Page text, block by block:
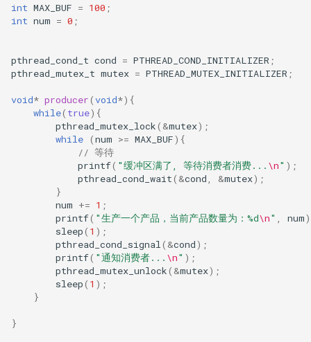
闭包
字符串和rune类型
结构体
方法
小技能
Redux 中发送异步请求获
据
ajax请求发送
Redux-saga中间件的使用
immutablejs
废弃特性
namespace、resources和
ip地址的子网划分
tcp协议详解
可靠传输的基本原理
tcp协议的流量控制
tcp协议的拥塞控制
tcp连接的三次握手
tcp连接的四次挥手
int MAX_BUF = 100 ;
int num = 0 ;
pthread_cond_t cond = PTHREAD_COND_INITIALIZER ;
pthread_mutex_t mutex = PTHREAD_MUTEX_INITIALIZER ;
void* producer(void*){
while( true){
pthread_mutex_lock( &mutex);
while (num >= MAX_BUF){
// 等待
printf( "缓冲区满了, 等待消费者消费... \n" );
pthread_cond_wait( &cond &mutex);
}
num += 1 ;
printf( "生产一个产品，当前产品数量为：%d\n" num
sleep( 1 );
pthread_cond_signal ( &cond);
printf( "通知消费者... \n" );
pthread_mutex_unlock( &mutex);
sleep( 1 );
}
}